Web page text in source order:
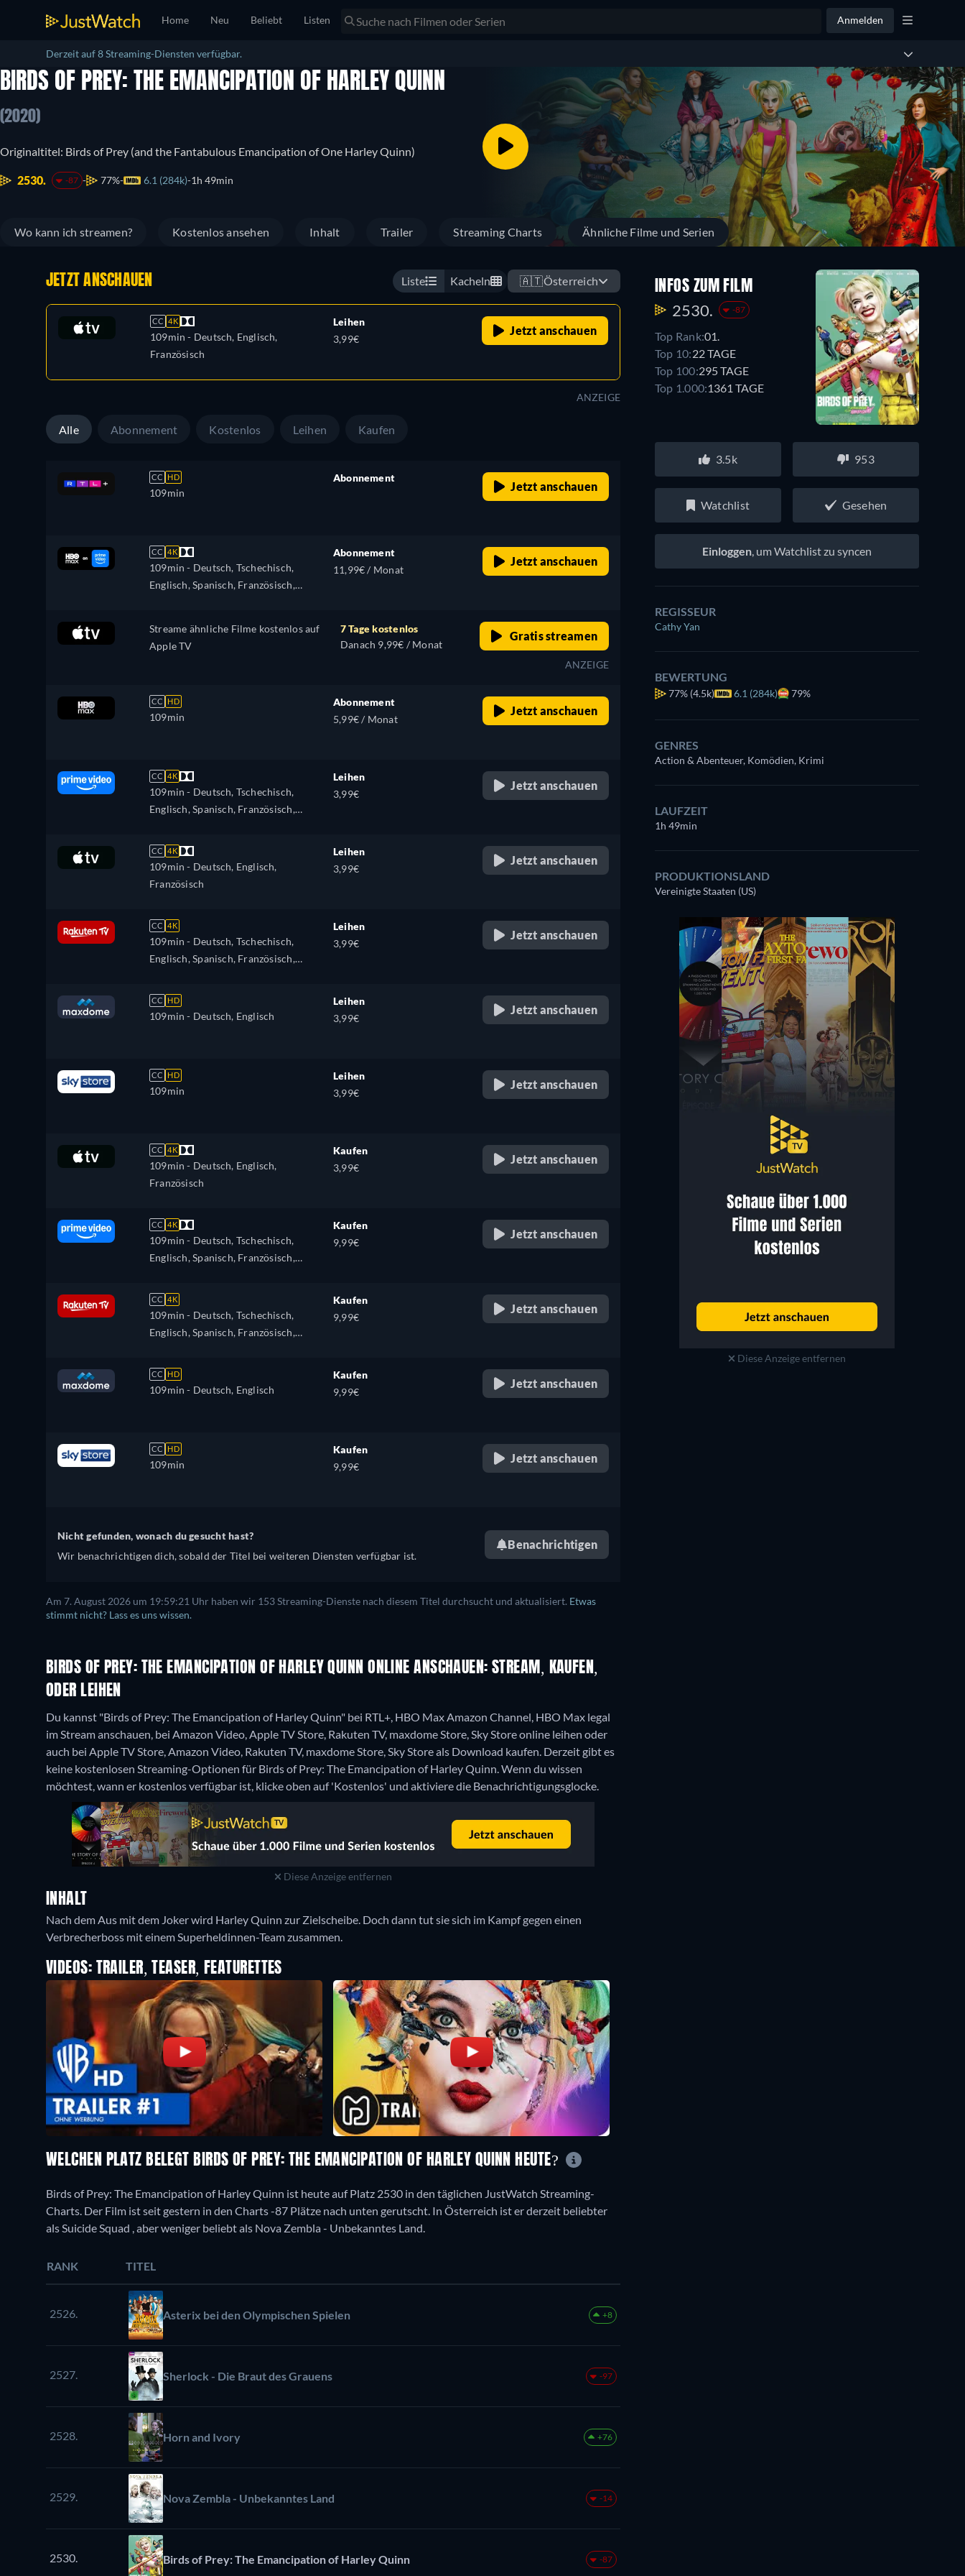
Home Neu Beliebt Listen Anmelden
Derzeit auf 8 Streaming-Diensten verfügbar.
BIRDS OF PREY: THE EMANCIPATION OF HARLEY QUINN
(2020)
Originaltitel: Birds of Prey (and the Fantabulous Emancipation of One Harley Quinn)
2530. -87 77% 6.1 (284k) 1h 49min
Wo kann ich streamen? Kostenlos ansehen Inhalt Trailer Streaming Charts Ähnliche Filme und Serien
JETZT ANSCHAUEN Liste Kacheln 🇦🇹Österreich
CC 4K
109min - Deutsch, Englisch,
Französisch
Leihen
3,99€
Jetzt anschauen
ANZEIGE
Alle Abonnement Kostenlos Leihen Kaufen
CC HD
109min
Abonnement
Jetzt anschauen
CC 4K
109min - Deutsch, Tschechisch,
Englisch, Spanisch, Französisch,
Abonnement
11,99€ / Monat
Jetzt anschauen
Streame ähnliche Filme kostenlos auf
Apple TV
7 Tage kostenlos
Danach 9,99€ / Monat
Gratis streamen
ANZEIGE
CC HD
109min
Abonnement
5,99€ / Monat
Jetzt anschauen
CC 4K
109min - Deutsch, Tschechisch,
Englisch, Spanisch, Französisch,
Portugiesisch
Leihen
3,99€
Jetzt anschauen
CC 4K
109min - Deutsch, Englisch,
Französisch
Leihen
3,99€
Jetzt anschauen
CC 4K
109min - Deutsch, Tschechisch,
Englisch, Spanisch, Französisch,
Ukrainisch
Leihen
3,99€
Jetzt anschauen
CC HD
109min - Deutsch, Englisch
Leihen
3,99€
Jetzt anschauen
CC HD
109min
Leihen
3,99€
Jetzt anschauen
CC 4K
109min - Deutsch, Englisch,
Französisch
Kaufen
3,99€
Jetzt anschauen
CC 4K
109min - Deutsch, Tschechisch,
Englisch, Spanisch, Französisch,
Portugiesisch
Kaufen
9,99€
Jetzt anschauen
CC 4K
109min - Deutsch, Tschechisch,
Englisch, Spanisch, Französisch,
Ukrainisch
Kaufen
9,99€
Jetzt anschauen
CC HD
109min - Deutsch, Englisch
Kaufen
9,99€
Jetzt anschauen
CC HD
109min
Kaufen
9,99€
Jetzt anschauen
Nicht gefunden, wonach du gesucht hast?
Wir benachrichtigen dich, sobald der Titel bei weiteren Diensten verfügbar ist.
Benachrichtigen
Am 7. August 2026 um 19:59:21 Uhr haben wir 153 Streaming-Dienste nach diesem Titel durchsucht und aktualisiert. Etwas
stimmt nicht? Lass es uns wissen.
BIRDS OF PREY: THE EMANCIPATION OF HARLEY QUINN ONLINE ANSCHAUEN: STREAM, KAUFEN,
ODER LEIHEN
Du kannst "Birds of Prey: The Emancipation of Harley Quinn" bei RTL+, HBO Max Amazon Channel, HBO Max legal
im Stream anschauen, bei Amazon Video, Apple TV Store, Rakuten TV, maxdome Store, Sky Store online leihen oder
auch bei Apple TV Store, Amazon Video, Rakuten TV, maxdome Store, Sky Store als Download kaufen. Derzeit gibt es
keine kostenlosen Streaming-Optionen für Birds of Prey: The Emancipation of Harley Quinn. Wenn du wissen
möchtest, wann er kostenlos verfügbar ist, klicke oben auf 'Kostenlos' und aktiviere die Benachrichtigungsglocke.
Diese Anzeige entfernen
INHALT
Nach dem Aus mit dem Joker wird Harley Quinn zur Zielscheibe. Doch dann tut sie sich im Kampf gegen einen
Verbrecherboss mit einem Superheldinnen-Team zusammen.
VIDEOS: TRAILER, TEASER, FEATURETTES
INFOS ZUM FILM
2530. -87
Top Rank:01.
Top 10:22 TAGE
Top 100:295 TAGE
Top 1.000:1361 TAGE
3.5k 953
Watchlist Gesehen
Einloggen, um Watchlist zu syncen
REGISSEUR
Cathy Yan
BEWERTUNG
77% (4.5k) 6.1 (284k) 79%
GENRES
Action & Abenteuer, Komödien, Krimi
LAUFZEIT
1h 49min
PRODUKTIONSLAND
Vereinigte Staaten (US)
Diese Anzeige entfernen
WELCHEN PLATZ BELEGT BIRDS OF PREY: THE EMANCIPATION OF HARLEY QUINN HEUTE?
Birds of Prey: The Emancipation of Harley Quinn ist heute auf Platz 2530 in den täglichen JustWatch Streaming-
Charts. Der Film ist seit gestern in den Charts -87 Plätze nach unten gerutscht. In Österreich ist er derzeit beliebter
als Suicide Squad , aber weniger beliebt als Nova Zembla - Unbekanntes Land.
RANK TITEL
2526. Asterix bei den Olympischen Spielen +8
2527. Sherlock - Die Braut des Grauens -97
2528. Horn and Ivory +76
2529. Nova Zembla - Unbekanntes Land -14
2530. Birds of Prey: The Emancipation of Harley Quinn -87